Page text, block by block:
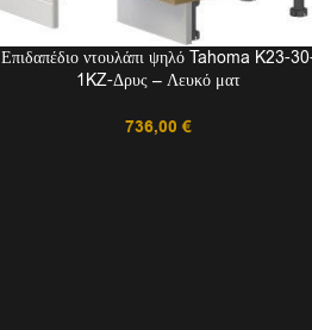
Επιδαπέδιο ντουλάπι ψηλό Tahoma K23-
1KZ-Δρυς – Λευκό ματ
736,00€